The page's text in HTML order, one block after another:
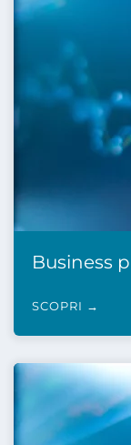
Business
SCOPRI →